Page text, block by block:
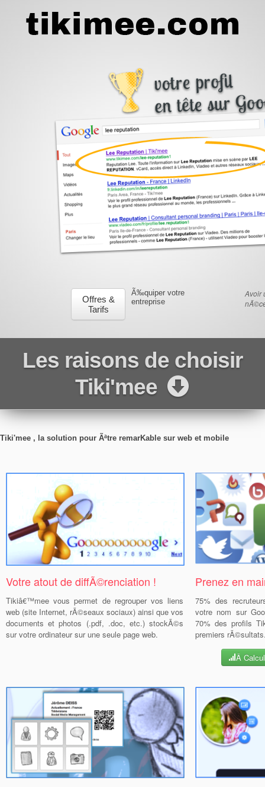
Offres &
Tarifs
Ã‰quiper votre
entreprise
Avoir
Les raisons de choisir
Tiki'mee
Tiki'mee , la solution pour Ãªtre remarKable sur web et mobile
Votre atout de diffÃ©renciation !
Tikiâ€™mee vous permet de regrouper vos liens
web (site Internet, rÃ©seaux sociaux) ainsi que vos
documents et photos (.pdf, .doc, etc.) stockÃ©s
sur votre ordinateur sur une seule page web.
Prenez en
75% des
votre nom sur
70% des profils
premiers
Â